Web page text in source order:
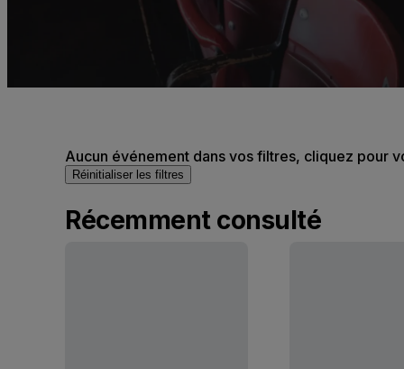
Aucun événement dans vos filtres, cliquez pour
Réinitialiser les filtres
Récemment consulté